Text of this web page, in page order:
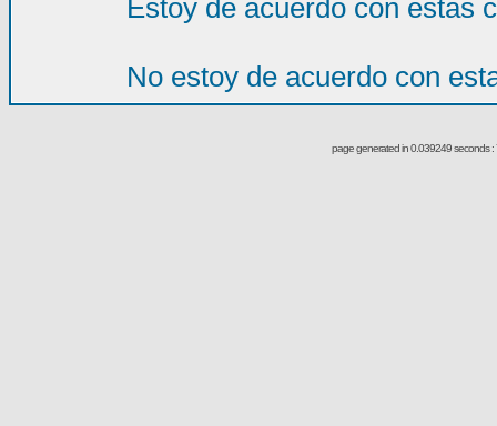
Estoy de acuerdo con estas
No estoy de acuerdo con
page generated in 0.039249 seconds :